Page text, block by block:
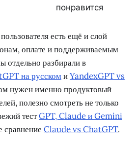
понравится
есть ещё и слой
оплате и поддерживаемым
отдельно разбирали в
на русскомиYandexGPT vs
нужен именно продуктовый
полезно смотреть не только
тестGPT, Claude и Gemini
сравнение Claude vs ChatGPT.